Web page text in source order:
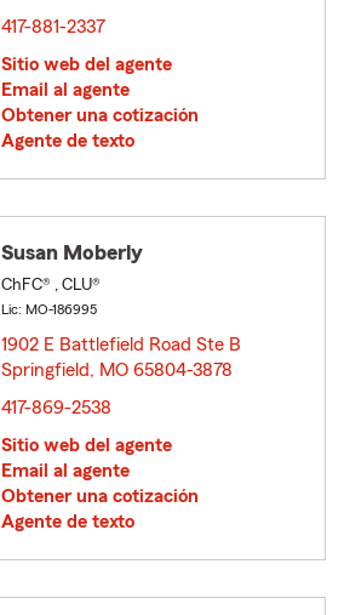
417-881-2337
Sitio web del agente
Email al agente
Obtener una cotización
Agente de texto
Susan Moberly
ChFC® , CLU®
Lic: MO-186995
1902 E Battlefield Road Ste B
Springfield, MO 65804-3878
417-869-2538
Sitio web del agente
Email al agente
Obtener una cotización
Agente de texto